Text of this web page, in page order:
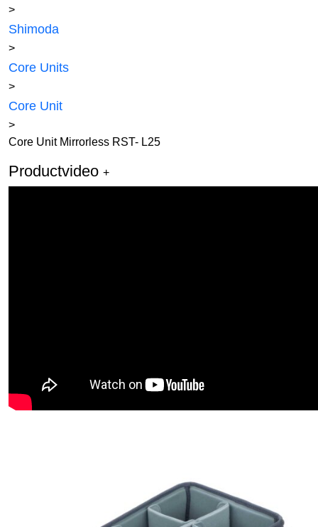
>
Shimoda
>
Core Units
>
Core Unit
>
Core Unit Mirrorless RST- L25
Productvideo +